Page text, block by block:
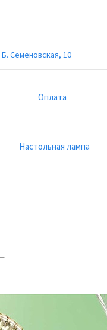
Б. Семеновская, 10
Оплата
Настольная лампа